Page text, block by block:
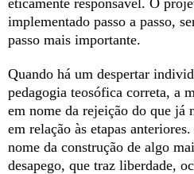
implementado passo a passo,
passo mais importante.
Quando há um despertar
pedagogia teosófica correta, a
em nome da rejeição do que
em relação às etapas
nome da construção de algo
desapego, que traz liberdade,